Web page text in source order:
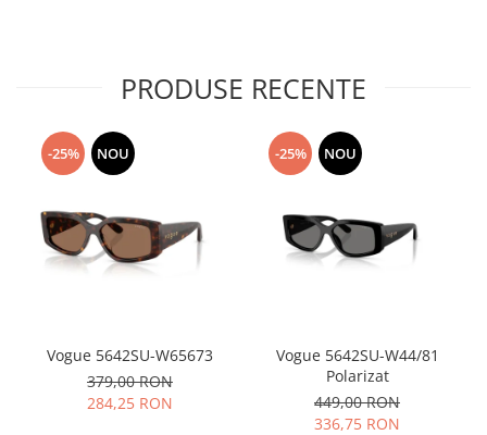
PRODUSE RECENTE
-25% NOU
Vogue 5642SU-W65673
379,00 RON
284,25 RON
-25% NOU
Vogue 5642SU-W44/81
Polarizat
449,00 RON
336,75 RON